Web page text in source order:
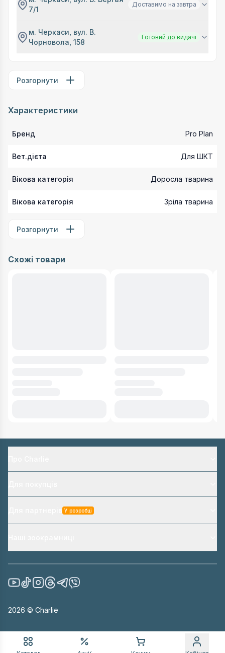
7/1
Доставимо на завтра
м. Черкаси, вул. В.
Чорновола, 158
Готовий до видачі
Розгорнути
Характеристики
Бренд Pro Plan
Вет.дієта Для ШКТ
Вікова категорія Доросла тварина
Вікова категорія Зріла тварина
Розгорнути
Схожі товари
У розробці
2026 © Charlie